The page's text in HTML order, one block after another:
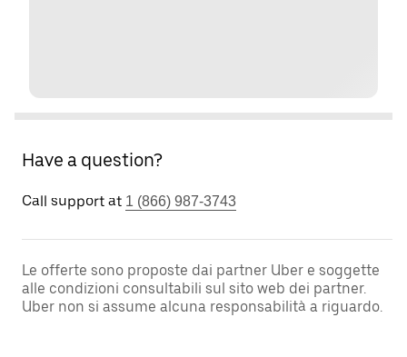
Have a question?
Call support at 1 (866) 987-3743
Le offerte sono proposte dai partner Uber e soggette
alle condizioni consultabili sul sito web dei partner.
Uber non si assume alcuna responsabilità a riguardo.